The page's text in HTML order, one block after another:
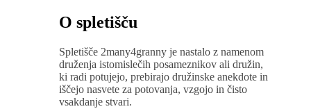
O spletišču
Spletišče 2many4granny je nastalo z namenom
druženja istomislečih posameznikov ali družin,
ki radi potujejo, prebirajo družinske anekdote in
iščejo nasvete za potovanja, vzgojo in čisto
vsakdanje stvari.